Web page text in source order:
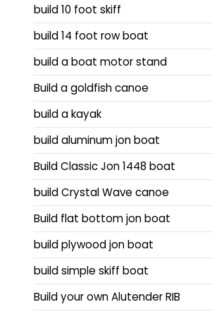
build 10 foot skiff
build 14 foot row boat
build a boat motor stand
Build a goldfish canoe
build a kayak
build aluminum jon boat
Build Classic Jon 1448 boat
build Crystal Wave canoe
Build flat bottom jon boat
build plywood jon boat
build simple skiff boat
Build your own Alutender RIB